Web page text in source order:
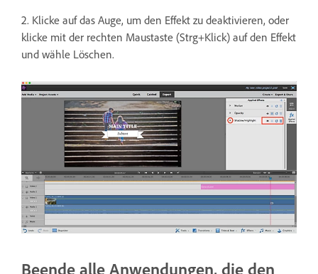
2. Klicke auf das Auge, um den Effekt zu deaktivieren, oder
klicke mit der rechten Maustaste (Strg+Klick) auf den Effekt
und wähle Löschen.
Beende alle Anwendungen, die den